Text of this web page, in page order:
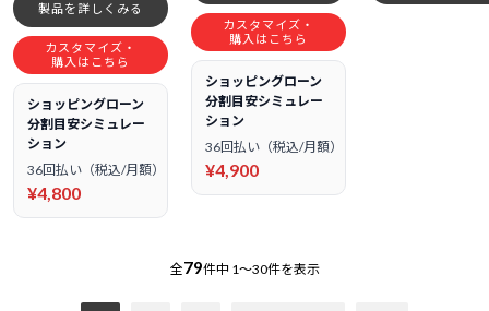
製品を詳しくみる
カスタマイズ・
購入はこちら
ショッピングローン
分割目安シミュレー
ション
36回払い（税込/月額）
¥4,800
カスタマイズ・
購入はこちら
ショッピングローン
分割目安シミュレー
ション
36回払い（税込/月額）
¥4,900
全79件中 1～30件を表示